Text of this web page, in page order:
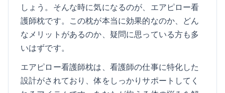
しょう。そんな時に気になるのが、エアピロー看
護師枕です。この枕が本当に効果的なのか、どん
なメリットがあるのか、疑問に思っている方も多
いはずです。
エアピロー看護師枕は、看護師の仕事に特化した
設計がされており、体をしっかりサポートしてく